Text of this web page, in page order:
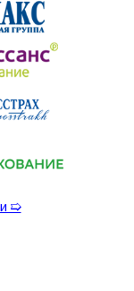
➯